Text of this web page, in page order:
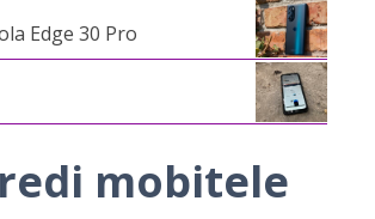
Edge 30 Pro
mobitele